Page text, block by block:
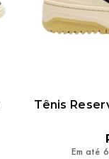
Tênis
Em até 6